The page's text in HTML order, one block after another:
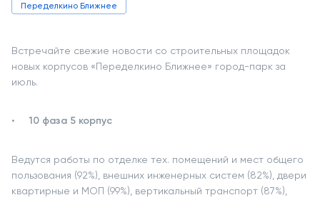
Переделкино Ближнее
Встречайте свежие новости со строительных площадок
новых корпусов «Переделкино Ближнее» город-парк за
июль.
10 фаза 5 корпус
Ведутся работы по отделке тех. помещений и мест общего
пользования (92%), внешних инженерных систем (82%), двери
квартирные и МОП (99%), вертикальный транспорт (87%),